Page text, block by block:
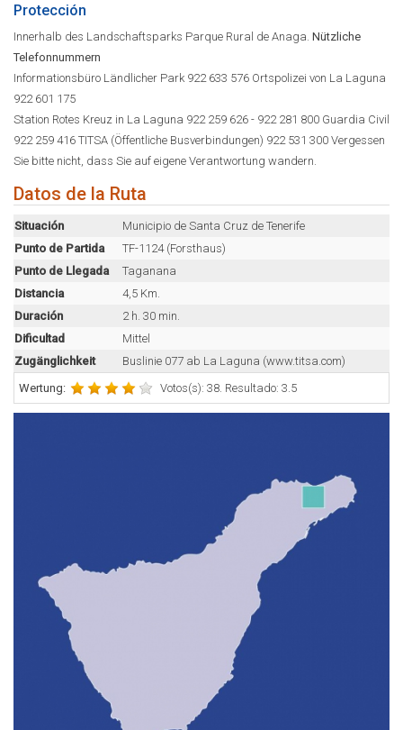
Protección
Innerhalb des Landschaftsparks Parque Rural de Anaga. Nützliche
Telefonnummern
Informationsbüro Ländlicher Park 922 633 576 Ortspolizei von La Laguna
922 601 175
Station Rotes Kreuz in La Laguna 922 259 626 - 922 281 800 Guardia Civil
922 259 416 TITSA (Öffentliche Busverbindungen) 922 531 300 Vergessen
Sie bitte nicht, dass Sie auf eigene Verantwortung wandern.
Datos de la Ruta
Situación
Municipio de Santa Cruz de Tenerife
Punto de Partida
TF-1124 (Forsthaus)
Punto de Llegada
Taganana
Distancia
4,5 Km.
Duración
2 h. 30 min.
Dificultad
Mittel
Zugänglichkeit
Buslinie 077 ab La Laguna (www.titsa.com)
Wertung:
Votos(s): 38. Resultado: 3.5